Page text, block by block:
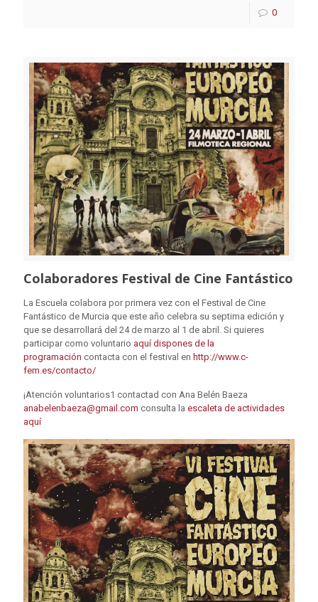
0
Colaboradores Festival de Cine Fantástico
La Escuela colabora por primera vez con el Festival de Cine
Fantástico de Murcia que este año celebra su septima edición y
que se desarrollará del 24 de marzo al 1 de abril. Si quieres
participar como voluntario aquí dispones de la
programación contacta con el festival en http://www.c-
fem.es/contacto/
¡Atención voluntarios1 contactad con Ana Belén Baeza
anabelenbaeza@gmail.com consulta la escaleta de actividades
aquí